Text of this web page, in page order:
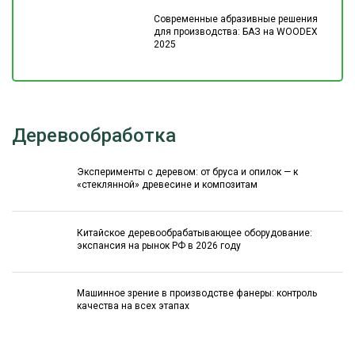
Современные абразивные решения
для производства: БАЗ на WOODEX
2025
Деревообработка
Эксперименты с деревом: от бруса и опилок — к
«стеклянной» древесине и композитам
Китайское деревообрабатывающее оборудование:
экспансия на рынок РФ в 2026 году
Машинное зрение в производстве фанеры: контроль
качества на всех этапах